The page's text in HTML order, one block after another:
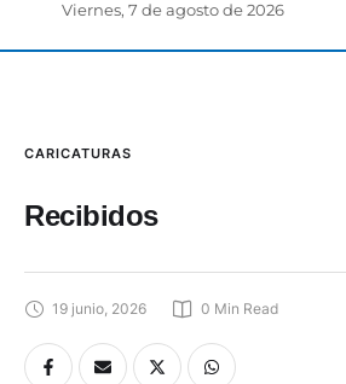
Viernes, 7 de agosto de 2026
CARICATURAS
Recibidos
19 junio, 2026 0 Min Read